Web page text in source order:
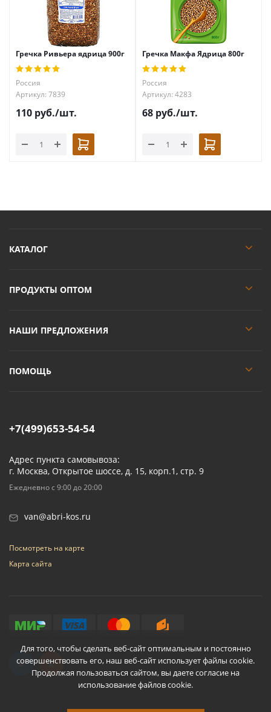
Для того, чтобы сделать веб-сайт оптимальным и постоянно
совершенствовать его, наш веб-сайт использует файлы cookie.
Продолжая пользоваться сайтом, вы даете согласие на
использование файлов cookie.
Гречка Ривьера ядрица 900г
Россия
Артикул: 7839
110 руб./шт.
Гречка Макфа Ядрица 800г
Россия
Артикул: 4283
68 руб./шт.
КАТАЛОГ
ПРОДУКТЫ ОПТОМ
НАШИ ПРЕДЛОЖЕНИЯ
ПОМОЩЬ
+7(499)653-54-54
Адрес пункта самовывоза:
г. Москва, Открытое шоссе, д. 15, корп.1, стр. 9
Ежедневно с 9:00 до 20:00
van@abri-kos.ru
Посмотреть на карте
Карта сайта